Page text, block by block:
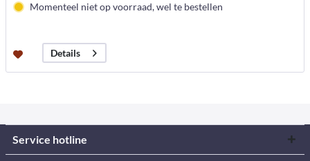
Momenteel niet op voorraad, wel te bestellen
Details
Service hotline